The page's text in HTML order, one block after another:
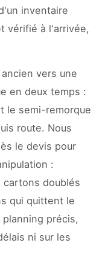
inventaire
vérifié à l'arrivée,
vers une
en deux temps :
le semi-remorque
route. Nous
le devis pour
:
cartons doublés
qui quittent le
précis,
ni sur les